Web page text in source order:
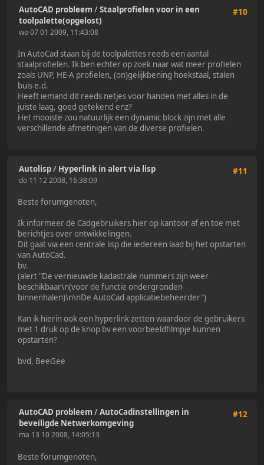
#10
AutoCAD probleem /Staalprofielen voor in een
toolpalette(opgelost)
wo 07 01 2009, 11:43:08
In AutoCad staan bij de toolpalettes reeds een aantal
staalprofielen. Ik ben echter op zoek naar wat meer profielen
zoals UNP, HE-A profielen, (on)gelijkbening hoekstaal, stalen
buis e.d.
Heeft iemand dit reeds netjes voor handen met alles in de
juiste laag, goed getekend enz?
Het mooiste zou natuurlijk een dynamic block zijn met alle
verschillende afmetinigen van de diverse profielen.
#11
Autolisp/ Hyperlink in alert via lisp
do 11 12 2008, 16:38:09
Beste forumgenoten,
Ik informeer de Cadgebruikers hier op kantoor af en toe met
berichtjes over ontwikkelingen.
Dit gaat via een centrale lisp die iedereen laad bij het opstarten
van AutoCad.
bv.
(alert "De vernieuwde kadastrale nummers zijn weer
beschikbaar\n(voor de functie ondergronden
binnenhalen)\n\nDe AutoCad applicatiebeheerder")
Kan ik hierin ook een hyperlink zetten waardoor de gebruikers
met 1 druk op de knop bv een voorbeeldfilmpje kunnen
opstarten?
bvd, BeeGee
#12
AutoCAD probleem /AutoCadinstellingen in
beveiligde Netwerkomgeving
ma 13 10 2008, 14:05:13
Beste forumgenoten,